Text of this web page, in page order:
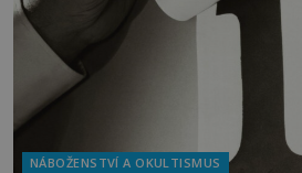
NÁBOŽENSTVÍ A OKULTISMUS